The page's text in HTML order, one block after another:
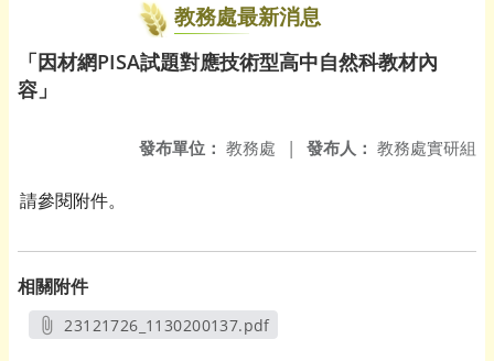
教務處最新消息
「因材網PISA試題對應技術型高中自然科教材內
容」
發布人： 教務處實研組
發布單位： 教務處 |
請參閱附件。
相關附件
23121726_1130200137.pdf